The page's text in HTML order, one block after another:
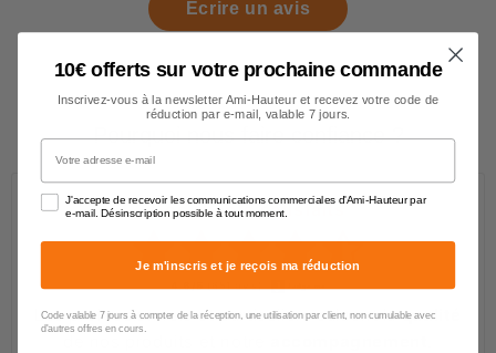
Écrire un avis
Pourquoi nous faire confiance ?
Des clients satisfaits
Les professionnels et particuliers saluent laqualité
10€ offerts sur votre prochaine commande
Inscrivez-vous à la newsletter Ami-Hauteur et recevez votre code de
réduction par e-mail, valable 7 jours.
Votre adresse e-mail
J'accepte de recevoir les communications commerciales d'Ami-Hauteur par
e-mail. Désinscription possible à tout moment.
Je m'inscris et je reçois ma réduction
Code valable 7 jours à compter de la réception, une utilisation par client, non cumulable avec
d'autres offres en cours.